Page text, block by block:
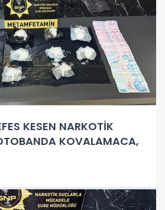
KESEN NARKOTİK
KOVALAMACA,